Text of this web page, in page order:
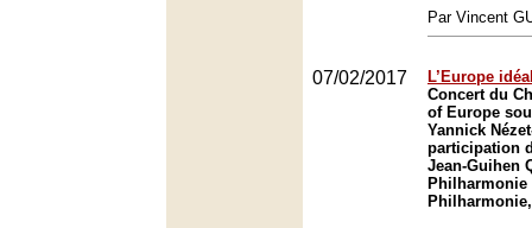
Par Vincent
07/02/2017
L’Europe
Concert du
of Europe
Yannick
participation
Jean-Guihen
Philharmonie